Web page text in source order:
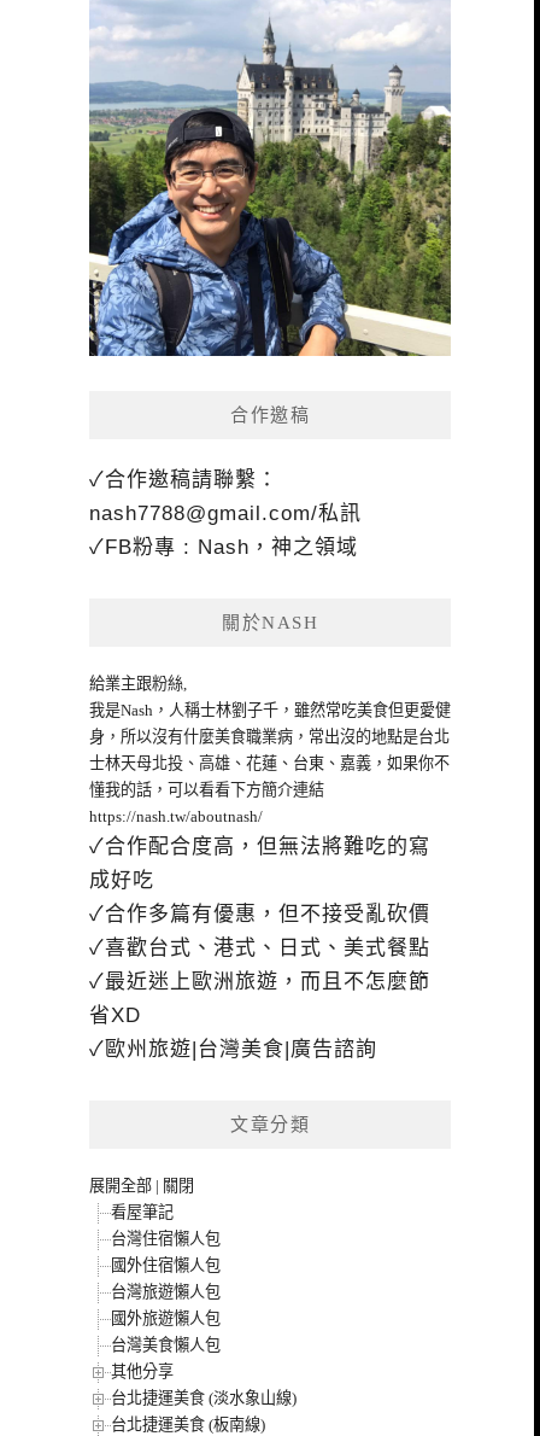
合作邀稿
✓合作邀稿請聯繫：
nash7788@gmail.com/私訊
✓FB粉專 : Nash，神之領域
關於NASH
給業主跟粉絲,
我是Nash，人稱士林劉子千，雖然常吃美食但更愛健
身，所以沒有什麼美食職業病，常出沒的地點是台北
士林天母北投、高雄、花蓮、台東、嘉義，如果你不
懂我的話，可以看看下方簡介連結
https://nash.tw/aboutnash/
✓合作配合度高，但無法將難吃的寫
成好吃
✓合作多篇有優惠，但不接受亂砍價
✓喜歡台式、港式、日式、美式餐點
✓最近迷上歐洲旅遊，而且不怎麼節
省XD
✓歐州旅遊|台灣美食|廣告諮詢
文章分類
展開全部 | 關閉
看屋筆記
台灣住宿懶人包
國外住宿懶人包
台灣旅遊懶人包
國外旅遊懶人包
台灣美食懶人包
其他分享
台北捷運美食 (淡水象山線)
台北捷運美食 (板南線)